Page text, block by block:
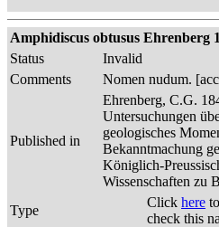
Amphidiscus obtusus Ehrenberg
Status
Invalid
Comments
Nomen nudum.
Published in
Ehrenberg, C.G.
Untersuchungen
geologisches
Bekanntmachung
Königlich-
Wissenschaften zu
Type
Click here
check this